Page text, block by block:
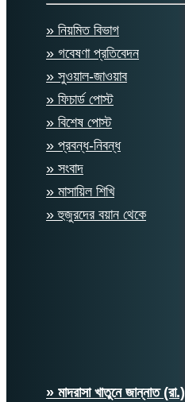
» নিয়মিত বিভাগ
» গবেষণা প্রতিবেদন
» সুওয়াল-জাওয়াব
» ফিচার্ড পোস্ট
» বিশেষ পোস্ট
» প্রবন্ধ-নিবন্ধ
» সংবাদ
» মাসায়িল শিখি
» হুজুরদের বয়ান থেকে
» মাদরাসা খাতুনে জান্নাত